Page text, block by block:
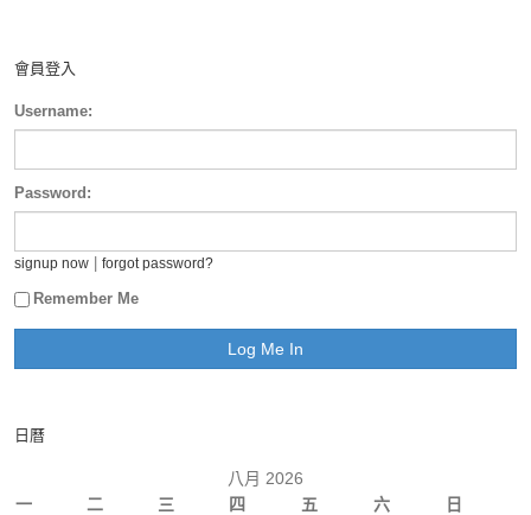
會員登入
Username:
Password:
signup now forgot password?
Remember Me
日曆
八月 2026
一
二 三 四 五 六 日